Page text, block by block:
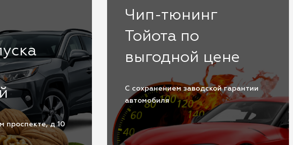
проспекте, д 10
Чип-тюнинг
Тойота по
выгодной цене
С сохранением заводской гарантии
автомобиля